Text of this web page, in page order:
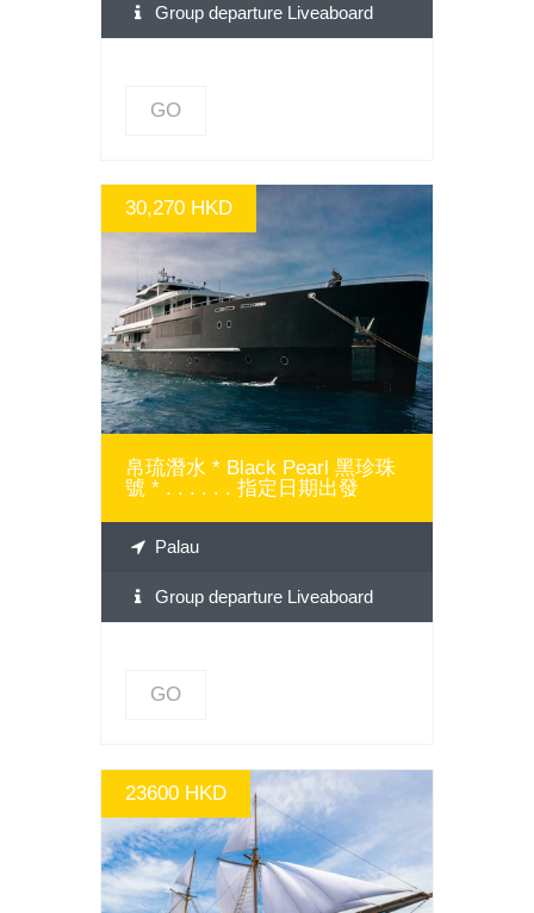
Group departure Liveaboard
GO
30,270 HKD
GO
帛琉潛水 * Black Pearl 黑珍珠
號 * . . . . . . 指定日期出發
Palau
Group departure Liveaboard
GO
23600 HKD
GO